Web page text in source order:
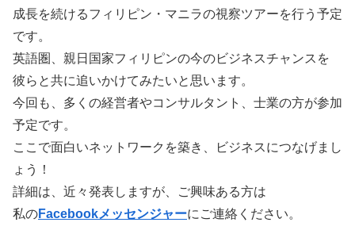
成長を続けるフィリピン・マニラの視察ツアーを行う予定
です。
英語圏、親日国家フィリピンの今のビジネスチャンスを
彼らと共に追いかけてみたいと思います。
今回も、多くの経営者やコンサルタント、士業の方が参加
予定です。
ここで面白いネットワークを築き、ビジネスにつなげまし
ょう！
詳細は、近々発表しますが、ご興味ある方は
私のFacebookメッセンジャーにご連絡ください。